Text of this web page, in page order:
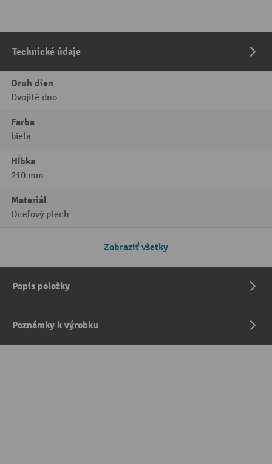
Technické údaje
Druh dien
Dvojité dno
Farba
biela
Hĺbka
210 mm
Materiál
Oceľový plech
Zobraziť všetky
Popis položky
Poznámky k výrobku